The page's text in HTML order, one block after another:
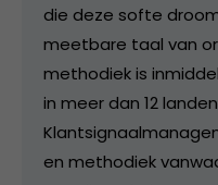
die deze softe
meetbare taal van
methodiek is
in meer dan 12
en methodiek